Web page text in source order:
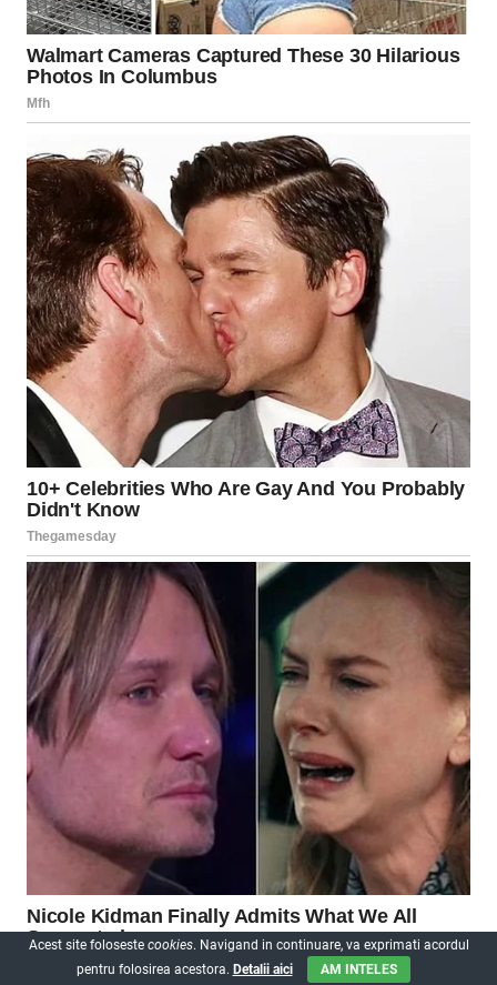
Acest site foloseste cookies. Navigand in continuare, va exprimati acordul
pentru folosirea acestora. Detalii aici AM INTELES